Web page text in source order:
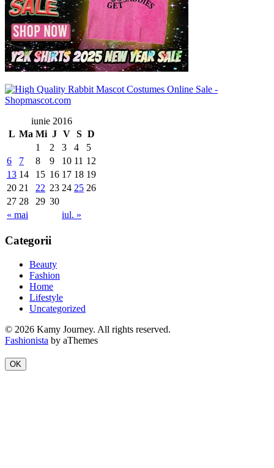
iunie 2016
L Ma Mi J V S D
« mai iul. »
1 2 3 4
5
6
7 8 9 10 11 12
13 14 15 16 17 18 19
20 21 22 23 24 25 26
27 28 29 30
Categorii
Beauty
Fashion
Home
Lifestyle
Uncategorized
© 2026 Kamy Journey. All rights reserved.
Fashionista by aThemes
OK